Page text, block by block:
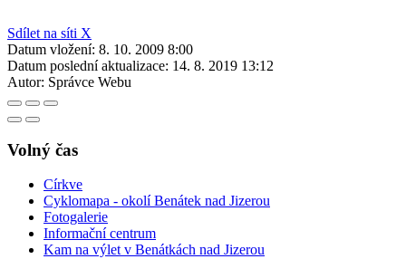
Sdílet na síti X
Datum vložení: 8. 10. 2009 8:00
Datum poslední aktualizace: 14. 8. 2019 13:12
Autor: Správce Webu
Volný čas
Církve
Cyklomapa - okolí Benátek nad Jizerou
Fotogalerie
Informační centrum
Kam na výlet v Benátkách nad Jizerou